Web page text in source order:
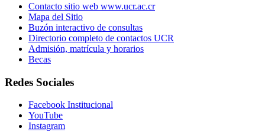
Contacto sitio web www.ucr.ac.cr
Mapa del Sitio
Buzón interactivo de consultas
Directorio completo de contactos UCR
Admisión, matrícula y horarios
Becas
Redes Sociales
Facebook Institucional
YouTube
Instagram